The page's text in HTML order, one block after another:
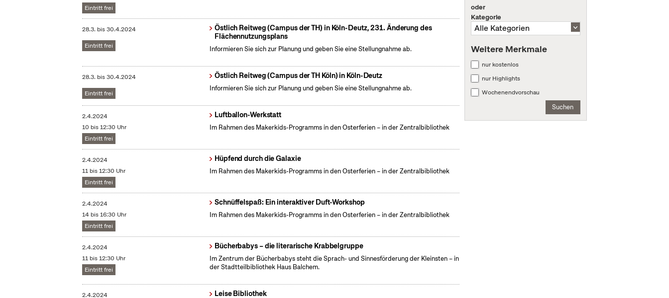
Eintritt frei
28.3. bis30.4.2024
Eintritt frei
Östlich Reitweg (Campus der TH) in Köln-Deutz, 231. Änderung des
Flächennutzungsplans
Informieren Sie sich zur Planung und geben Sie eine Stellungnahme ab.
28.3. bis30.4.2024
Eintritt frei
Östlich Reitweg (Campus der TH Köln) in Köln-Deutz
Informieren Sie sich zur Planung und geben Sie eine Stellungnahme ab.
2.4.2024
10 bis 12:30 Uhr
Eintritt frei
Luftballon-Werkstatt
Im Rahmen des Makerkids-Programms in den Osterferien – in der Zentralbibliothek
2.4.2024
11 bis 12:30 Uhr
Eintritt frei
Hüpfend durch die Galaxie
Im Rahmen des Makerkids-Programms in den Osterferien – in der Zentralbibliothek
2.4.2024
14 bis 16:30 Uhr
Eintritt frei
Schnüffelspaß: Ein interaktiver Duft-Workshop
Im Rahmen des Makerkids-Programms in den Osterferien – in der Zentralbibliothek
2.4.2024
11 bis 12:30 Uhr
Eintritt frei
Bücherbabys – die literarische Krabbelgruppe
Im Zentrum der Bücherbabys steht die Sprach- und Sinnesförderung der Kleinsten – in
der Stadtteilbibliothek Haus Balchem.
2.4.2024 Leise Bibliothek
oder
Kategorie
Weitere Merkmale
nur kostenlos
nur Highlights
Wochenendvorschau
Suchen